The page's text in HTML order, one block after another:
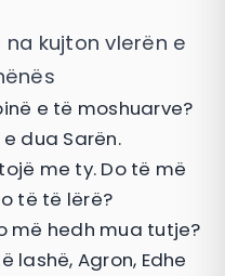
kujton vlerën e
e të moshuarve?
e dua Sarën.
me ty. Do të më
të të lërë?
më hedh mua tutje?
lashë, Agron, Edhe